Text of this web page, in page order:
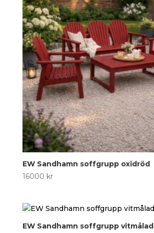
EW Sandhamn soffgrupp oxidröd
16000 kr
EW Sandhamn soffgrupp vitmålad